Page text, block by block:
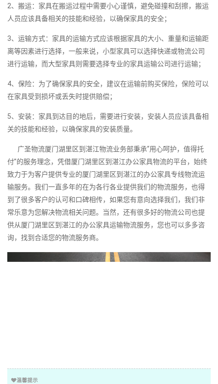
2、搬运：家具在搬运过程中需要小心谨慎，避免碰撞和刮擦，搬运
人员应该具备相关的技能和经验，以确保家具的安全；
3、运输方式：家具的运输方式应该根据家具的大小、重量和运输距
离等因素进行选择，一般来说，小型家具可以选择快递或物流公司
进行运输，而大型家具则需要选择专业的家具运输公司进行运输；
4、保险：为了确保家具的安全，建议在运输前购买保险，保险可以
在家具受到损坏或丢失时提供赔偿；
5、安装：家具到达目的地后，需要进行安装，安装人员应该具备相
关的技能和经验，以确保家具的安装质量。
广圣物流厦门湖里区到湛江物流业务部秉承“用心呵护，值得托
付”的服务理念，凭借厦门湖里区到湛江办公家具物流的平台，始终
致力于为客户提供专业的厦门湖里区到湛江的办公家具专线物流运
输服务。我们一直多年的在为各行各业提供我们的物流服务，也得
到了很多客户的认可和口碑相传，如果您有意向选择我们，我们非
常乐意为您解决物流相关问题。当然，还有很多好的物流公司也提
供从厦门湖里区到湛江的办公家具运输物流服务，您也可以多多咨
询，找到合适您的物流服务商。
温馨提示